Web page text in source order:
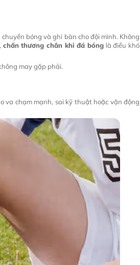
bóng và ghi bàn cho đội mình. Không
chấn thương chân khi đá bóng là điều khó
may gặp phải.
va chạm mạnh, sai kỹ thuật hoặc vận động